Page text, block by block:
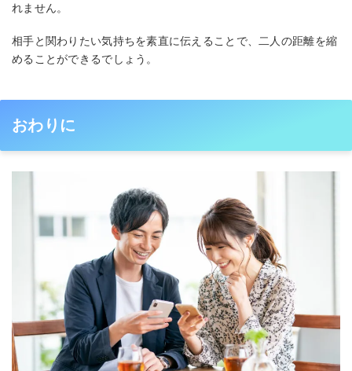
れません。
相手と関わりたい気持ちを素直に伝えることで、二人の距離を縮
めることができるでしょう。
おわりに